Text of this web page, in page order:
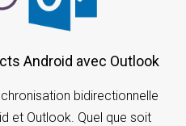
Android avec Outlook
bidirectionnelle
et Outlook. Quel que soit